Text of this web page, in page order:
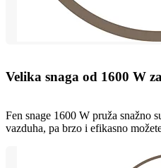
Velika snaga od 1600 W
Fen snage 1600 W pruža snažno
vazduha, pa brzo i efikasno